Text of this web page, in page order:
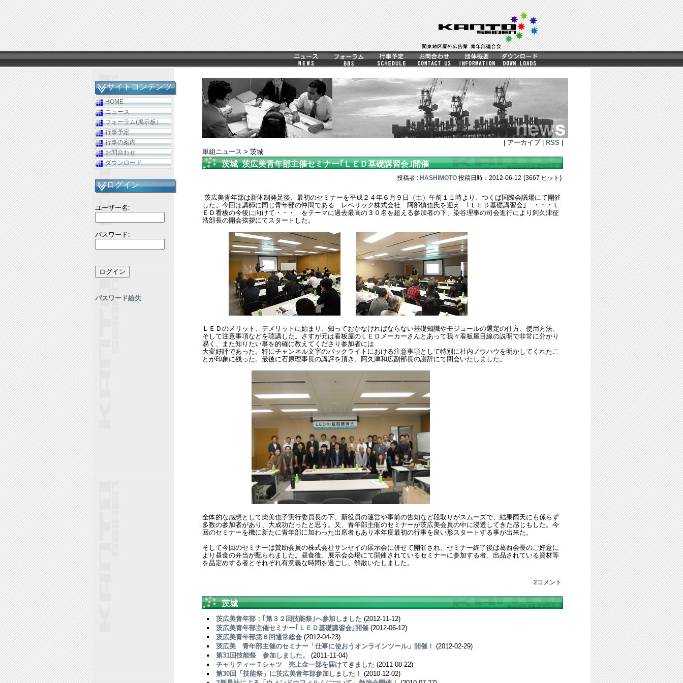
サイトコンテンツ
HOME
ニュース
フォーラム(掲示板）
行事予定
行事の案内
お問合わせ
ダウンロード
ログイン
ユーザー名:
パスワード:
パスワード紛失
アーカイブ| RSS
単組ニュース > 茨城
茨城茨広美青年部主催セミナー｢ＬＥＤ基礎講習会｣開催
投稿者 : HASHIMOTO投稿日時：2012-06-12 (3667 ヒット )
茨広美青年部は新体制発足後、最初のセミナーを平成２４年６月９日（土）午前１１時より、つくば国際会議場にて開催
した。今回は講師に同じ青年部の仲間である レベリック株式会社 阿部慎也氏を迎え ｢ＬＥＤ基礎講習会｣ ・・・Ｌ
ＥＤ看板の今後に向けて・・・ をテーマに過去最高の３０名を超える参加者の下、染谷理事の司会進行により阿久津征
浩部長の開会挨拶にてスタートした。
ＬＥＤのメリット、デメリットに始まり、知っておかなければならない基礎知識やモジュールの選定の仕方、使用方法、
そして注意事項などを聴講した。さすが元は看板屋のＬＥＤメーカーさんとあって我々看板屋目線の説明で非常に分かり
易く、また知りたい事を的確に教えてくださり参加者には
大変好評であった。特にチャンネル文字のバックライトにおける注意事項として特別に社内ノウハウを明かしてくれたこ
とが印象に残った。最後に石原理事長の講評を頂き、阿久津和広副部長の謝辞にて閉会いたしました。
全体的な感想として柴美也子実行委員長の下、新役員の運営や事前の告知など段取りがスムーズで、結果雨天にも係らず
多数の参加者があり、大成功だったと思う。又、青年部主催のセミナーが茨広美会員の中に浸透してきた感じもした。今
回のセミナーを機に新たに青年部に加わった出席者もあり本年度最初の行事を良い形スタートする事が出来た。
そして今回のセミナーは賛助会員の株式会社サンセイの展示会に併せて開催され、セミナー終了後は葛西会長のご好意に
より昼食の弁当が配られました。昼食後、展示会会場にて開催されているセミナーに参加する者、出品されている資材等
を品定めする者とそれぞれ有意義な時間を過ごし、解散いたしました。
2コメント
茨城
茨広美青年部：｢第３２回技能祭｣へ参加しました (2012-11-12)
茨広美青年部主催セミナー｢ＬＥＤ基礎講習会｣開催(2012-06-12)
茨広美青年部第６回通常総会(2012-04-23)
茨広美 青年部主催のセミナー「仕事に使おうオンラインツール」開催！ (2012-02-29)
第31回技能祭 参加しました。
(2011-11-04)
チャリティーＴシャツ 売上金一部を届けてきました (2011-08-22)
第30回「技能祭」に茨広美青年部参加しました！ (2010-12-02)